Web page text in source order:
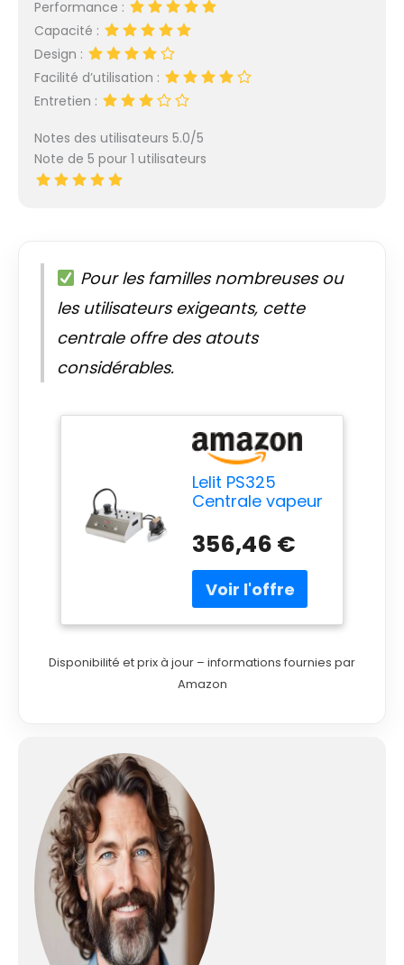
Performance :
Capacité :
Design :
Facilité d’utilisation :
Entretien :
Notes des utilisateurs 5.0/5
Note de 5 pour 1 utilisateurs
Pour les familles nombreuses ou
les utilisateurs exigeants, cette
centrale offre des atouts
considérables.
Lelit PS325
Centrale vapeur
Semelle en acier
inoxydable Acier
inoxydable
Centrale vapeur
800 W 5,5 bar
2,5 L Semelle en
acier inoxydable
1000 W
356,46 €
Disponibilité et prix à jour – informations fournies par
Amazon